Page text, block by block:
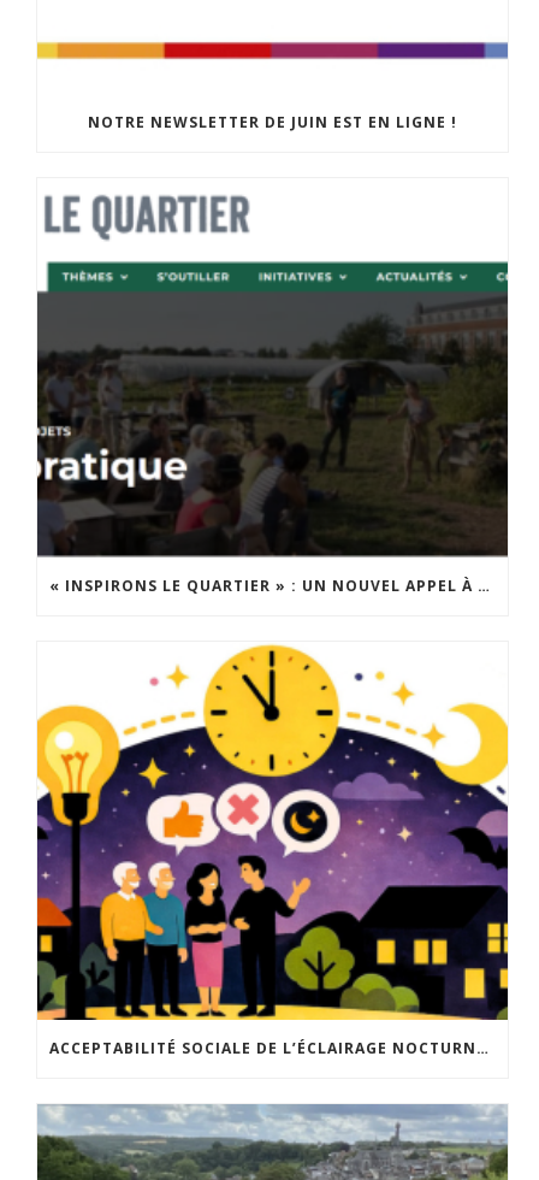
NOTRE NEWSLETTER DE JUIN EST EN LIGNE !
« INSPIRONS LE QUARTIER » : UN NOUVEL APPEL À PROJETS EST LANCÉ !
ACCEPTABILITÉ SOCIALE DE L’ÉCLAIRAGE NOCTURNE : LE REPLAY EST DISPONIBLE